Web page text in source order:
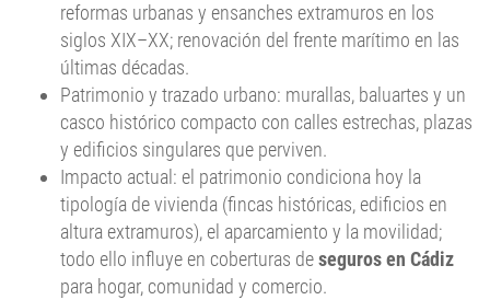
reformas urbanas y ensanches extramuros en los
siglos XIX–XX; renovación del frente marítimo en las
últimas décadas.
Patrimonio y trazado urbano: murallas, baluartes y un
casco histórico compacto con calles estrechas, plazas
y edificios singulares que perviven.
Impacto actual: el patrimonio condiciona hoy la
tipología de vivienda (fincas históricas, edificios en
altura extramuros), el aparcamiento y la movilidad;
todo ello influye en coberturas deseguros en Cádiz
para hogar, comunidad y comercio.